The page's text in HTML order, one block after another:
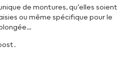
de montures, qu’elles soient
ou même spécifique pour le